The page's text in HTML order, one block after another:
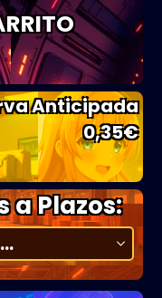
Anticipada
0,35€
a Plazos: